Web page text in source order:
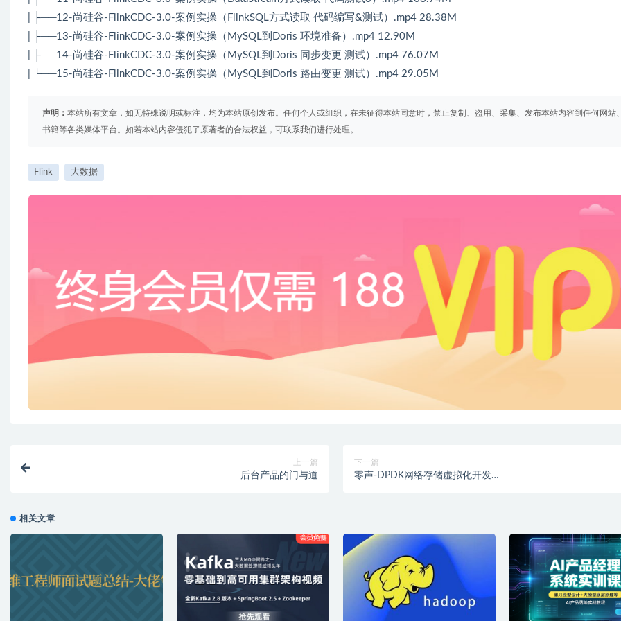
| ├──12-尚硅谷-FlinkCDC-3.0-案例实操（FlinkSQL方式读取 代码编写&测试）.mp4 28.38M
| ├──13-尚硅谷-FlinkCDC-3.0-案例实操（MySQL到Doris 环境准备）.mp4 12.90M
| ├──14-尚硅谷-FlinkCDC-3.0-案例实操（MySQL到Doris 同步变更 测试）.mp4 76.07M
| └──15-尚硅谷-FlinkCDC-3.0-案例实操（MySQL到Doris 路由变更 测试）.mp4 29.05M
声明： 本站所有文章，如无特殊说明或标注，均为本站原创发布。任何个人或组织，在未征得本站同意时，禁止复制、盗用、采集、发布本站内容到任何网站
书籍等各类媒体平台。如若本站内容侵犯了原著者的合法权益，可联系我们进行处理。
Flink 大数据
上一篇
后台产品的门与道
下一篇
零声-DPDK网络存储虚拟化开发
相关文章